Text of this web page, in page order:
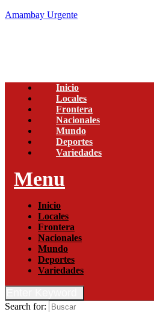
Amambay Urgente
Inicio
Locales
Frontera
Nacionales
Mundo
Deportes
Variedades
Menu
Inicio
Locales
Frontera
Nacionales
Mundo
Deportes
Variedades
Search for: